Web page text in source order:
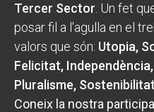
Tercer Sector . Un fet
posar fil a l'agulla en el
valors que són: Utopia,
Felicitat,
Pluralisme,
Coneix la nostra